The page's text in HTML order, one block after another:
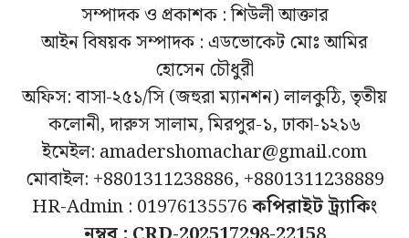
সম্পাদক ও প্রকাশক : শিউলী আক্তার
আইন বিষয়ক সম্পাদক : এডভোকেট মোঃ আমির
হোসেন চৌধুরী
অফিস: বাসা-২৫১/সি (জহুরা ম্যানশন) লালকুঠি, তৃতীয়
কলোনী, দারুস সালাম, মিরপুর-১, ঢাকা-১২১৬
ইমেইল: amadershomachar@gmail.com
মোবাইল: +8801311238886, +8801311238889
HR-Admin : 01976135576কপিরাইট ট্র্যাকিং